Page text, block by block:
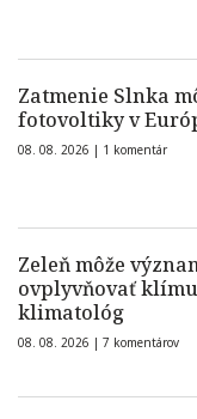
Zatmenie Slnka
fotovoltiky v
08. 08. 2026 | 1 komentár
Zeleň môže
ovplyvňovať
klimatológ
08. 08. 2026 | 7 komentárov